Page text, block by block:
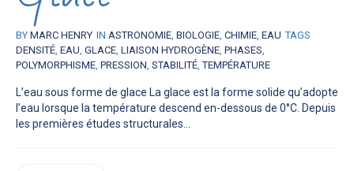
BY MARC HENRY IN ASTRONOMIE, BIOLOGIE, CHIMIE, EAU TAGS
DENSITÉ, EAU, GLACE, LIAISON HYDROGÈNE, PHASES,
POLYMORPHISME, PRESSION, STABILITÉ,TEMPÉRATURE
L’eau sous forme de glace La glace est la forme solide qu’adopte
l’eau lorsque la température descend en-dessous de 0°C. Depuis
les premières études structurales...